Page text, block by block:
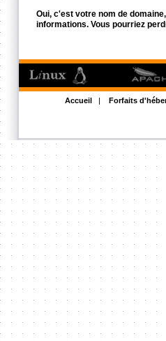
Oui, c'est votre nom de
informations. Vous pourriez
Accueil| Forfaits